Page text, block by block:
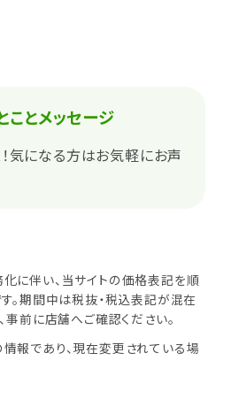
ことメッセージ
気になる方はお気軽にお声
に伴い、当サイトの価格表記を順
。期間中は税抜・税込表記が混在
前に店舗へご確認ください。
報であり、現在変更されている場